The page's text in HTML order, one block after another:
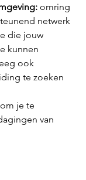
omring
netwerk
die jouw
kunnen
ook
te zoeken
je te
van